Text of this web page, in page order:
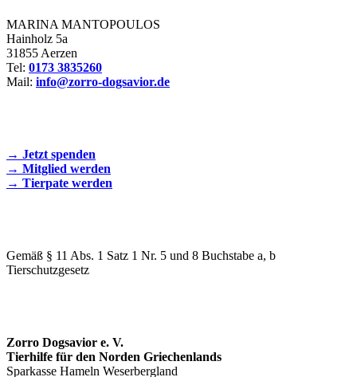
MARINA MANTOPOULOS
Hainholz 5a
31855 Aerzen
Tel: 0173 3835260
Mail: info@zorro-dogsavior.de
→ Jetzt spenden
→ Mitglied werden
→ Tierpate werden
Gemäß § 11 Abs. 1 Satz 1 Nr. 5 und 8 Buchstabe a, b
Tierschutzgesetz
Zorro Dogsavior e. V.
Tierhilfe für den Norden Griechenlands
Sparkasse Hameln Weserbergland